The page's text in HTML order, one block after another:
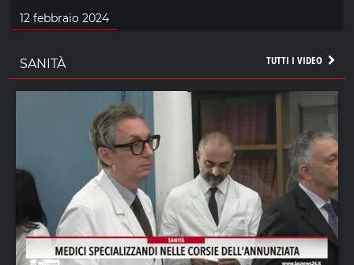
12 febbraio 2024
TUTTI I VIDEO
SANITÀ